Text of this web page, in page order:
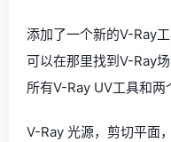
添加了一个新的V-Ray
可以在那里找到V-Ray
所有V-Ray UV工具和
V-Ray 光源，剪切平面